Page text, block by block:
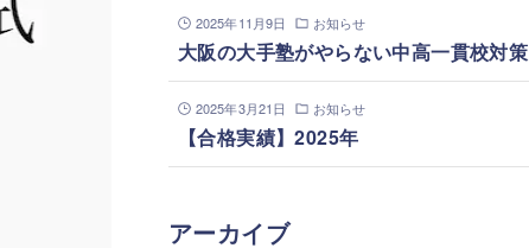
2025年11月9日 お知らせ
大阪の大手塾がやらない中高一貫校対策
2025年3月21日 お知らせ
【合格実績】2025年
アーカイブ